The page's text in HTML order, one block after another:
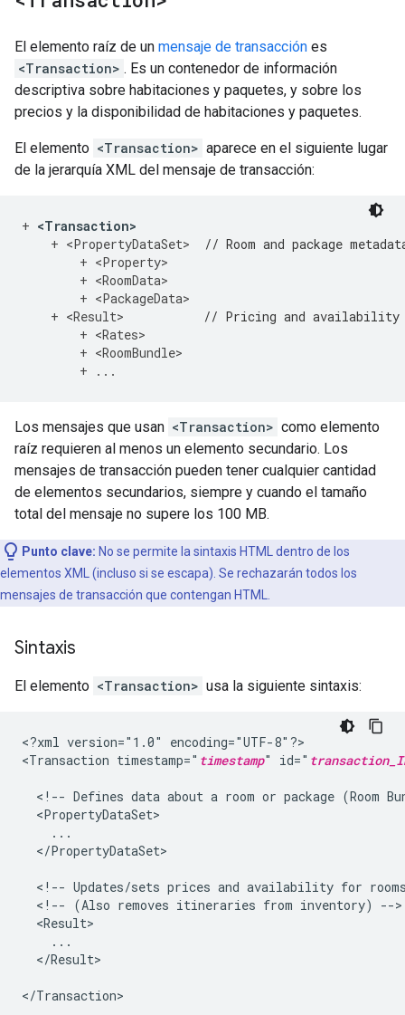
El elemento raíz de un mensaje de transacción es
<Transaction> . Es un contenedor de información
descriptiva sobre habitaciones y paquetes, y sobre los
precios y la disponibilidad de habitaciones y paquetes.
El elemento <Transaction> aparece en el siguiente lugar
de la jerarquía XML del mensaje de transacción:
+ <Transaction>
+ <PropertyDataSet>
// Room and package
+ <Property>
+ <RoomData>
+ <PackageData>
+ <Result>
// Pricing and availability
+ <Rates>
+ <RoomBundle>
+
...
Los mensajes que usan <Transaction> como elemento
raíz requieren al menos un elemento secundario. Los
mensajes de transacción pueden tener cualquier cantidad
de elementos secundarios, siempre y cuando el tamaño
total del mensaje no supere los 100 MB.
Punto clave: No se permite la sintaxis HTML dentro de los
elementos XML (incluso si se escapa). Se rechazarán todos los
mensajes de transacción que contengan HTML.
Sintaxis
El elemento <Transaction> usa la siguiente sintaxis:
<?xml version="1.0"
encoding="UTF-8"?>
<Transaction timestamp=" timestamp" id="
<!-- Defines data about a room or package (Room
</PropertyDataSet>
<!-- Updates/sets prices and availability for
<!--
(Also removes itineraries from inventory)
</Result>